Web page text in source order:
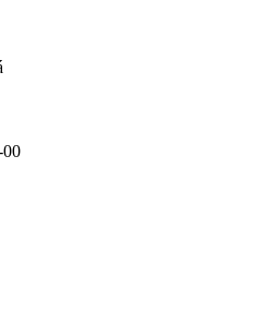
00